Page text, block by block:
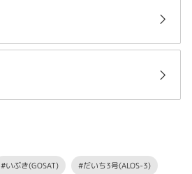
#いぶき(GOSAT) #だいち3号(ALOS-3)